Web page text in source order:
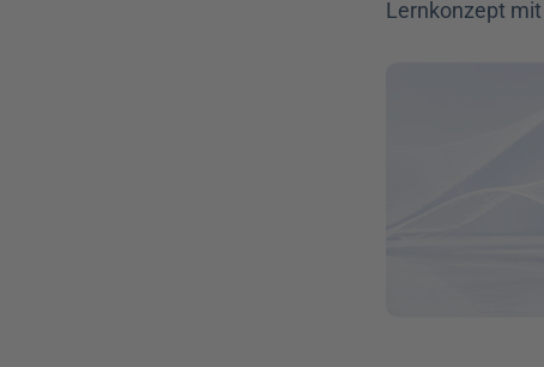
Lernkonzept